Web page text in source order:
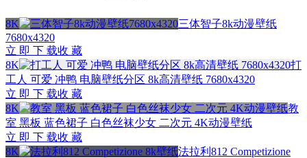
8K
三体智子8k动漫壁纸
7680x4320
立 即 下 载收 藏
8K
打
工人 可爱 冲鸭 电脑壁纸分区 8k高清壁纸 7680x4320
立 即 下 载收 藏
8K
教
室 黑板 蓝色裙子 白色丝袜少女 二次元 4K动漫壁纸
立 即 下 载收 藏
8K
法拉利812 Competizione